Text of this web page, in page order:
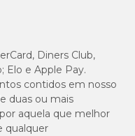
Diners Club,
Elo e Apple Pay.
contidos em nosso
duas ou mais
aquela que melhor
qualquer